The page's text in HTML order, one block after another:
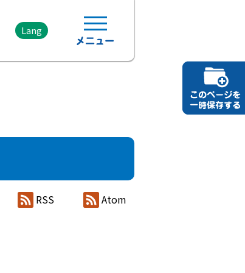
Lang
RSS Atom